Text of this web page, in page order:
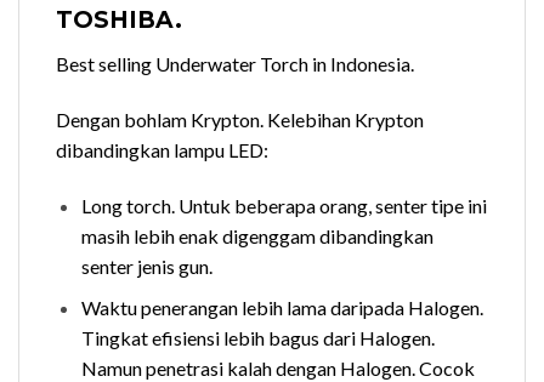
TOSHIBA.
Best selling Underwater Torch in Indonesia.
Dengan bohlam Krypton. Kelebihan Krypton
dibandingkan lampu LED:
Long torch. Untuk beberapa orang, senter tipe ini
masih lebih enak digenggam dibandingkan
senter jenis gun.
Waktu penerangan lebih lama daripada Halogen.
Tingkat efisiensi lebih bagus dari Halogen.
Namun penetrasi kalah dengan Halogen. Cocok